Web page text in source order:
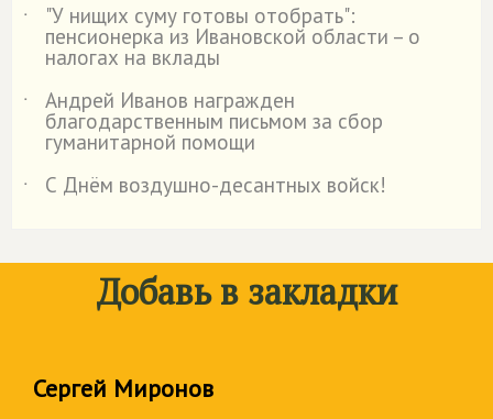
˙
"У нищих суму готовы отобрать":
пенсионерка из Ивановской области – о
налогах на вклады
˙
Андрей Иванов награжден
благодарственным письмом за сбор
гуманитарной помощи
˙
С Днём воздушно-десантных войск!
Добавь в закладки
Сергей Миронов